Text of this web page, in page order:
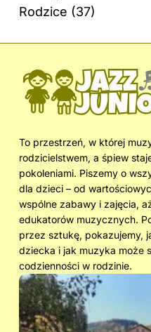
Rodzice (37)
To przestrzeń, w której
rodzicielstwem, a śpiew
pokoleniami. Piszemy o
dla dzieci – od
wspólne zabawy i zajęcia,
edukatorów muzycznych.
przez sztukę, pokazujemy,
dziecka i jak muzyka może
codzienności w rodzinie.